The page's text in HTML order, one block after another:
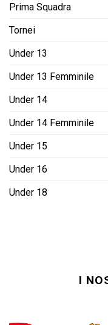
Prima Squadra
Tornei
Under 13
Under 13 Femminile
Under 14
Under 14 Femminile
Under 15
Under 16
Under 18
I